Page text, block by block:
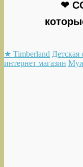
❤
★ Timberland Детская
интернет магазин